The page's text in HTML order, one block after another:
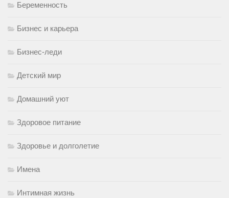
Беременность
Бизнес и карьера
Бизнес-леди
Детский мир
Домашний уют
Здоровое питание
Здоровье и долголетие
Имена
Интимная жизнь